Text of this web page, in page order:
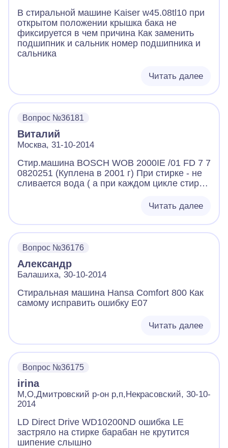
В стиральной машине Kaiser w45.08tl10 при
открытом положении крышка бака не
фиксируется в чем причина Как заменить
подшипник и сальник номер подшипника и
сальника
Читать далее
Вопрос №36181
Виталий
Москва, 31-10-2014
Стир.машина BOSCH WOB 2000IE /01 FD 7 7
0820251 (Куплена в 2001 г) При стирке - не
сливается вода ( а при каждом цикле стирки
Программатор отрабатывает срои циклы но
Проверил помпу отдельно - работает.(
Засора в сливном шланге и в шланге от
бака к насосу и в сливном сифоне нет).
Проверит датчик уровня воды - релюшки(2)
срабатывают при подаче порции воздуха.
Вопрос: возможная причина? и ещё - если
сколько могут стоить данные элементы ?
Читать далее
Вопрос №36176
Александр
Балашиха, 30-10-2014
Стиральная машина Hansa Comfort 800 Как
самому исправить ошибку Е07
Читать далее
Вопрос №36175
irina
М,О,Дмитровский р-он р,п,Некрасовский, 30-10-
2014
LD Direct Drive WD10200ND ошибка LE
застряло на стирке барабан не крутится
шипение слышно